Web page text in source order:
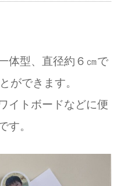
体型、直径約６㎝で
ができます。
イトボードなどに便
す。